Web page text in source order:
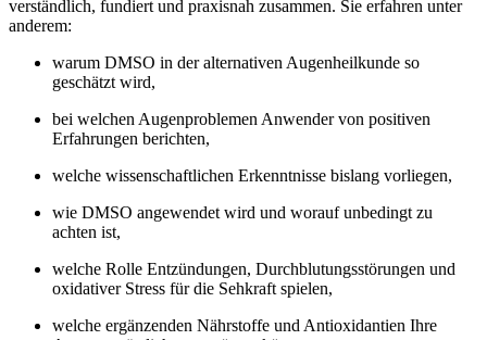
verständlich, fundiert und praxisnah zusammen. Sie erfahren unter
anderem:
warum DMSO in der alternativen Augenheilkunde so
geschätzt wird,
bei welchen Augenproblemen Anwender von positiven
Erfahrungen berichten,
welche wissenschaftlichen Erkenntnisse bislang vorliegen,
wie DMSO angewendet wird und worauf unbedingt zu
achten ist,
welche Rolle Entzündungen, Durchblutungsstörungen und
oxidativer Stress für die Sehkraft spielen,
welche ergänzenden Nährstoffe und Antioxidantien Ihre